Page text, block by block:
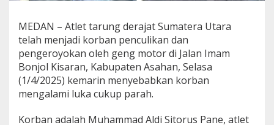
E
m
a
s
J
a
d
K
MEDAN – Atlet tarung derajat Sumatera Utara
telah menjadi korban penculikan dan
pengeroyokan oleh geng motor di Jalan Imam
Bonjol Kisaran, Kabupaten Asahan, Selasa
(1/4/2025) kemarin menyebabkan korban
mengalami luka cukup parah.
Korban adalah Muhammad Aldi Sitorus Pane, atlet